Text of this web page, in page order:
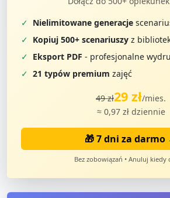
✓ Nielimitowane generacje
✓ Kopiuj 500+ scenariuszy z
✓ Eksport PDF - profesjonalne
✓ 21 typów premium zajęć
49 zł29 zł/mies.
≈ 0,97 zł dziennie
🎁 7 dni za darmo
Bez zobowiązań • Anuluj kiedy